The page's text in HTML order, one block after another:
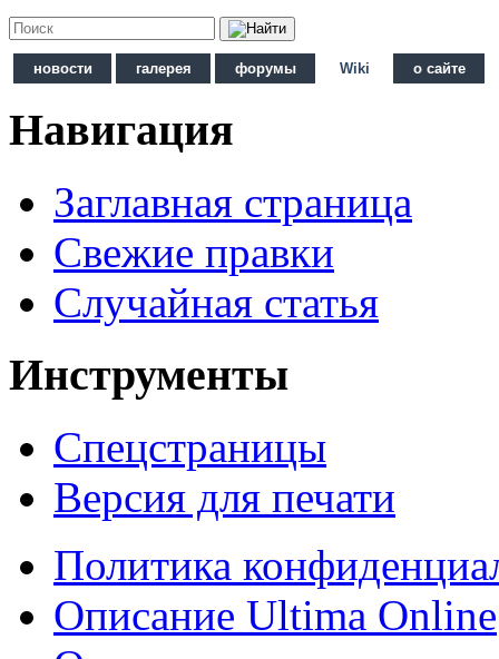
новости галерея форумы Wiki о сайте
Навигация
Заглавная страница
Свежие правки
Случайная статья
Инструменты
Спецстраницы
Версия для печати
Политика
Описание Ultima Online